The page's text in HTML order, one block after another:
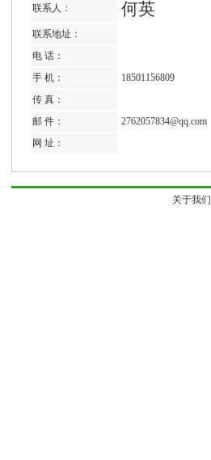
联系人： 何英
联系地址：
电 话：
手 机：
18501156809
传 真：
邮 件：
2762057834@qq.com
网 址：
关于我们